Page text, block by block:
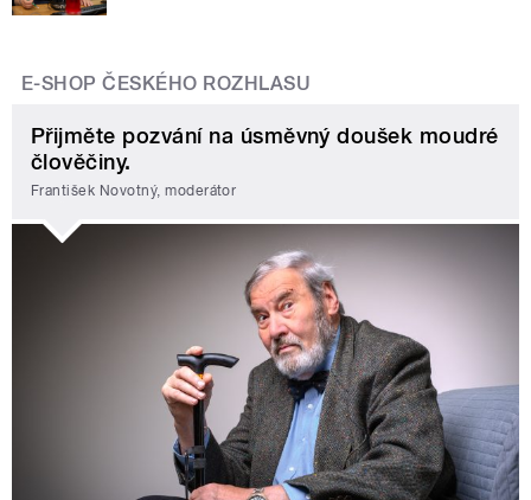
E-SHOP ČESKÉHO ROZHLASU
Přijměte pozvání na úsměvný doušek moudré
člověčiny.
František Novotný, moderátor